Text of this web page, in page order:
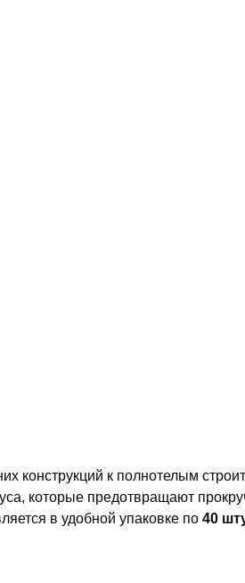
конструкций к полнотелым
которые предотвращают
в удобной упаковке по 40